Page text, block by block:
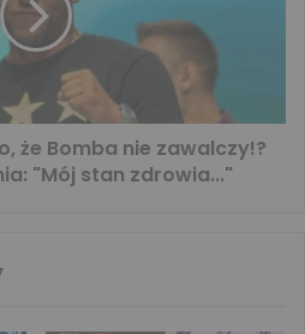
że Bomba nie zawalczy!?
"Mój stan zdrowia..."